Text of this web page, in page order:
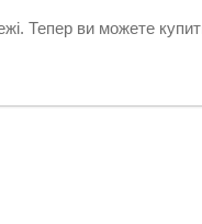
Тепер ви можете